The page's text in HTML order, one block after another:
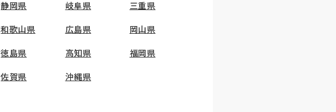
静岡県 岐阜県 三重県
和歌山県 広島県 岡山県
徳島県 高知県 福岡県
佐賀県 沖縄県